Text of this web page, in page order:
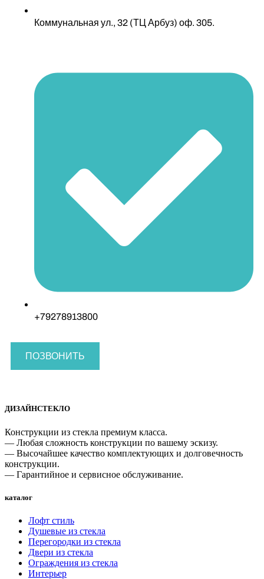
Коммунальная ул., 32 (ТЦ Арбуз) оф. 305.
+79278913800
ПОЗВОНИТЬ
ДИЗАЙНСТЕКЛО
Конструкции из стекла премиум класса.
— Любая сложность конструкции по вашему эскизу.
— Высочайшее качество комплектующих и долговечность
конструкции.
— Гарантийное и сервисное обслуживание.
каталог
Лофт стиль
Душевые из стекла
Перегородки из стекла
Двери из стекла
Ограждения из стекла
Интерьер